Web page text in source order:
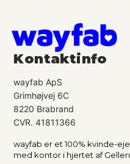
Kontaktinfo
wayfab ApS
Grimhøjvej 6C
8220 Brabrand
CVR. 41811366
wayfab er et 100% kvinde-
med kontor i hjertet af